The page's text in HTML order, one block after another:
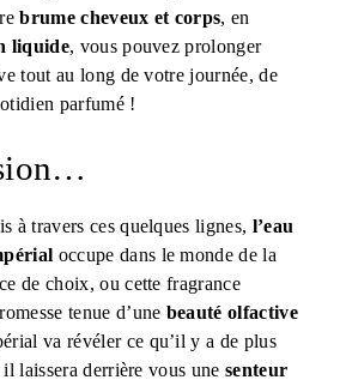
brume cheveux et corps, en
liquide, vous pouvez prolonger
tout au long de votre journée, de
parfumé !
à travers ces quelques lignes, l’eau
occupe dans le monde de la
de choix, ou cette fragrance
tenue d’une beauté olfactive
va révéler ce qu’il y a de plus
laissera derrière vous unesenteur